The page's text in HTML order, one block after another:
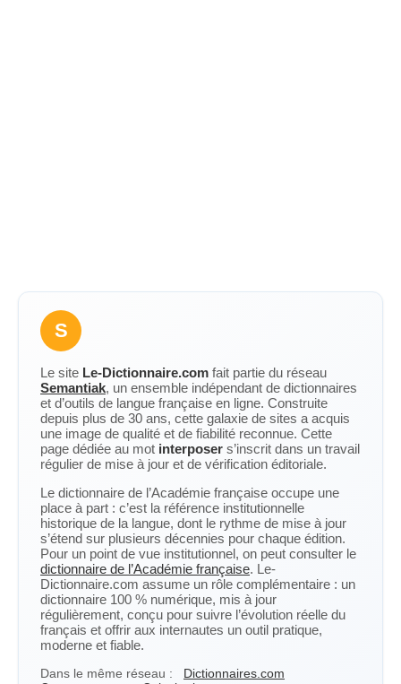
S
Le site Le-Dictionnaire.com fait partie du réseau
Semantiak, un ensemble indépendant de dictionnaires
et d’outils de langue française en ligne. Construite
depuis plus de 30 ans, cette galaxie de sites a acquis
une image de qualité et de fiabilité reconnue. Cette
page dédiée au mot interposer s’inscrit dans un travail
régulier de mise à jour et de vérification éditoriale.
Le dictionnaire de l’Académie française occupe une
place à part : c’est la référence institutionnelle
historique de la langue, dont le rythme de mise à jour
s’étend sur plusieurs décennies pour chaque édition.
Pour un point de vue institutionnel, on peut consulter le
dictionnaire de l’Académie française. Le-
Dictionnaire.com assume un rôle complémentaire : un
dictionnaire 100 % numérique, mis à jour
régulièrement, conçu pour suivre l’évolution réelle du
français et offrir aux internautes un outil pratique,
moderne et fiable.
Dans le même réseau :
Dictionnaires.com